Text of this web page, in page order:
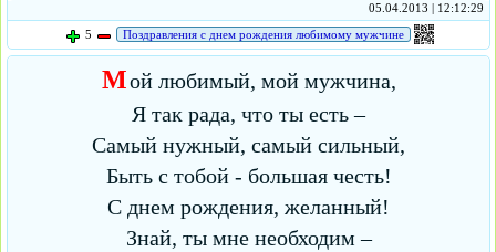
05.04.2013 | 12:12:29
5
Поздравления с днем рождения любимому мужчине
Мой любимый, мой мужчина,
Я так рада, что ты есть –
Самый нужный, самый сильный,
Быть с тобой - большая честь!
С днем рождения, желанный!
Знай, ты мне необходим –